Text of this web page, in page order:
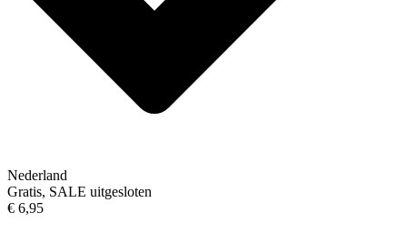
Nederland
Gratis, SALE uitgesloten
€ 6,95